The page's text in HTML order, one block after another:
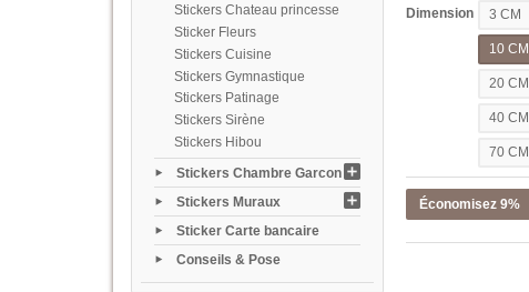
Stickers Chateau princesse
Sticker Fleurs
Stickers Cuisine
Stickers Gymnastique
Stickers Patinage
Stickers Sirène
Stickers Hibou
Stickers Chambre Garcon
Stickers Muraux
Sticker Carte bancaire
Conseils & Pose
Dimension 3 CM
10 CM
20 CM
40 CM
70 CM
Économisez 9%